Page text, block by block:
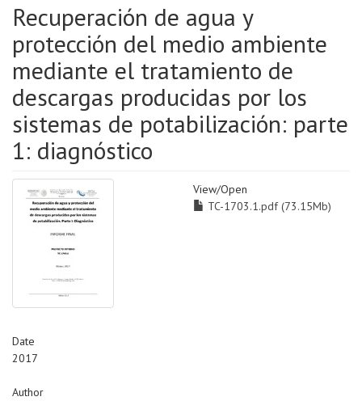
Recuperación de agua y
protección del medio ambiente
mediante el tratamiento de
descargas producidas por los
sistemas de potabilización: parte
1: diagnóstico
View/Open
TC-1703.1.pdf (73.15Mb)
Date
2017
Author